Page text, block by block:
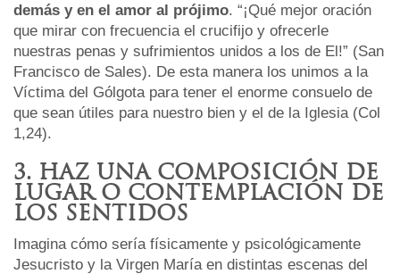
demás y en el amor al prójimo. “¡Qué mejor oración
que mirar con frecuencia el crucifijo y ofrecerle
nuestras penas y sufrimientos unidos a los de El!” (San
Francisco de Sales). De esta manera los unimos a la
Víctima del Gólgota para tener el enorme consuelo de
que sean útiles para nuestro bien y el de la Iglesia (Col
1,24).
3. HAZ UNA COMPOSICIÓN DE
LUGAR O CONTEMPLACIÓN DE
LOS SENTIDOS
Imagina cómo sería físicamente y psicológicamente
Jesucristo y la Virgen María en distintas escenas del